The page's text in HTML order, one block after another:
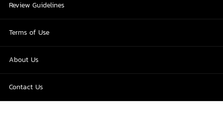
Review Guidelines
Terms of Use
About Us
Contact Us